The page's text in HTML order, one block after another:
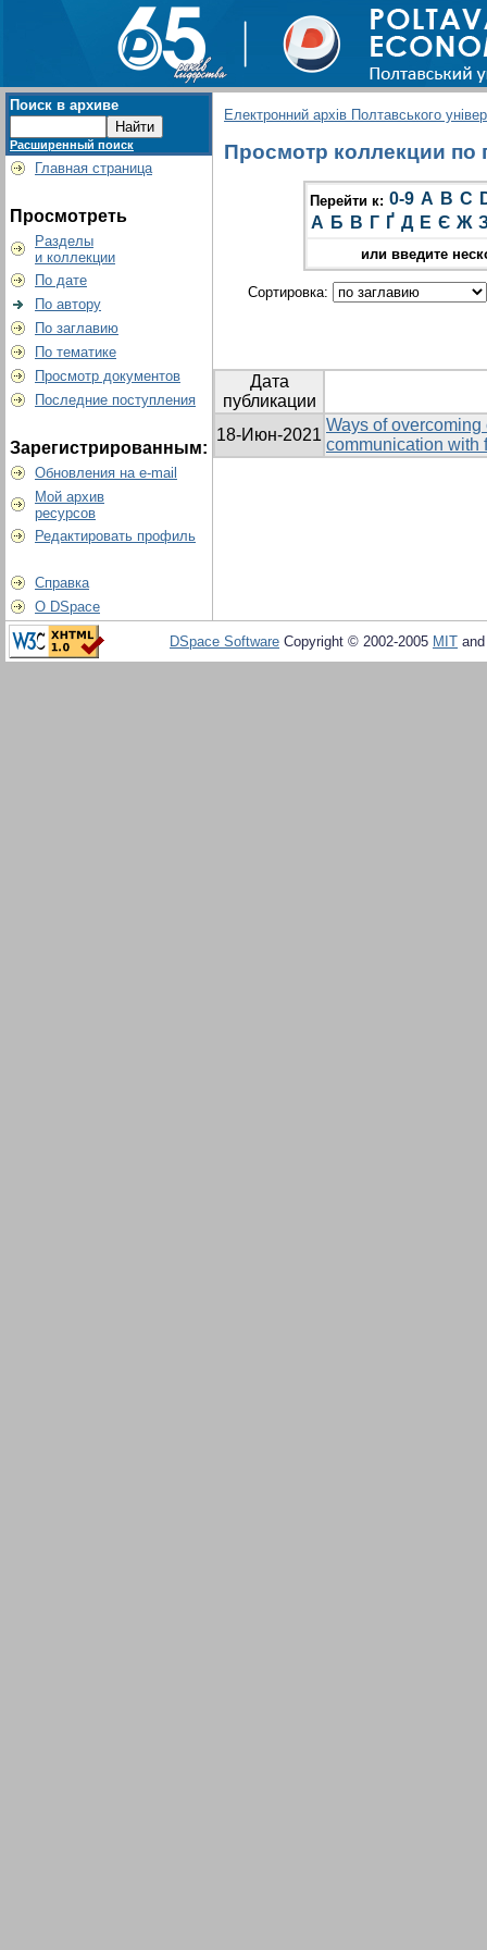
Поиск в архиве
Расширенный поиск
Главная страница
Просмотреть
Разделы
и коллекции
По дате
По автору
По заглавию
По тематике
Просмотр документов
Последние поступления
Зарегистрированным:
Обновления на e-mail
Мой архив
ресурсов
Редактировать профиль
Справка
О DSpace
Електронний архів Полтавського
Просмотр коллекции по
Перейти к: 0-9 A B C
А Б В Г Ґ Д Е Є Ж
или введите
Сортировка:
Дата
публикации
18-Июн-2021
Ways of
communication with
DSpace Software Copyright © 2002-2005 MIT